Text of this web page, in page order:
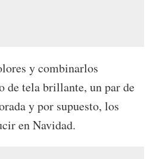
y combinarlos
de tela brillante, un par de
y por supuesto, los
en Navidad.